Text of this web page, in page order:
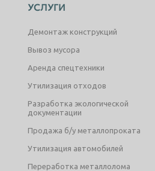
УСЛУГИ
Демонтаж конструкций
Вывоз мусора
Аренда спецтехники
Утилизация отходов
Разработка экологической
документации
Продажа б/у металлопроката
Утилизация автомобилей
Переработка металлолома